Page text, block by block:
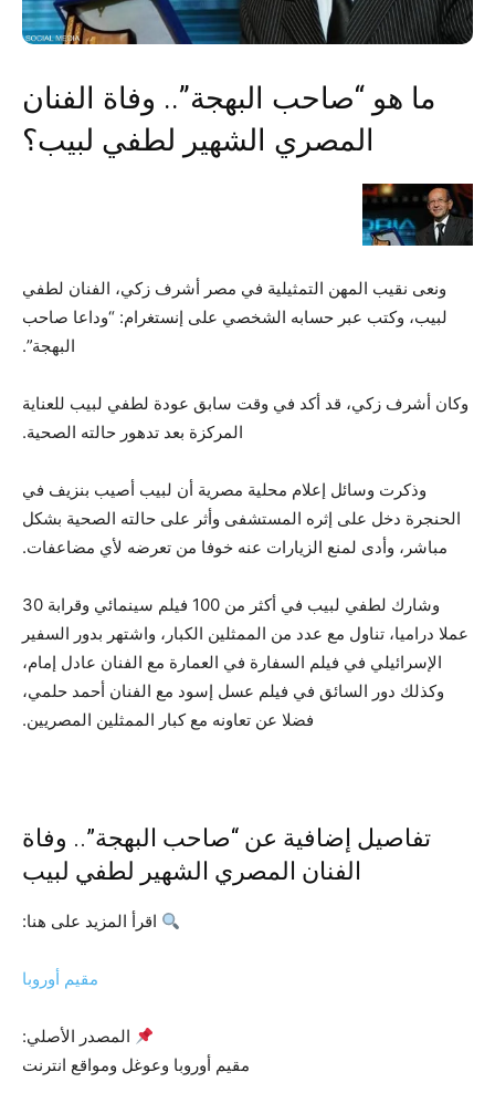
ما هو “صاحب البهجة”.. وفاة الفنان
المصري الشهير لطفي لبيب؟
ونعى نقيب المهن التمثيلية في مصر أشرف زكي، الفنان لطفي
لبيب، وكتب عبر حسابه الشخصي على إنستغرام: “وداعا صاحب
البهجة”.
وكان أشرف زكي، قد أكد في وقت سابق عودة لطفي لبيب للعناية
المركزة بعد تدهور حالته الصحية.
وذكرت وسائل إعلام محلية مصرية أن لبيب أصيب بنزيف في
الحنجرة دخل على إثره المستشفى وأثر على حالته الصحية بشكل
مباشر، وأدى لمنع الزيارات عنه خوفا من تعرضه لأي مضاعفات.
وشارك لطفي لبيب في أكثر من 100 فيلم سينمائي وقرابة 30
عملا دراميا، تناول مع عدد من الممثلين الكبار، واشتهر بدور السفير
الإسرائيلي في فيلم السفارة في العمارة مع الفنان عادل إمام،
وكذلك دور السائق في فيلم عسل إسود مع الفنان أحمد حلمي،
فضلا عن تعاونه مع كبار الممثلين المصريين.
تفاصيل إضافية عن “صاحب البهجة”.. وفاة
الفنان المصري الشهير لطفي لبيب
اقرأ المزيد على هنا:
مقيم أوروبا
المصدر الأصلي:
مقيم أوروبا وعوغل ومواقع انترنت